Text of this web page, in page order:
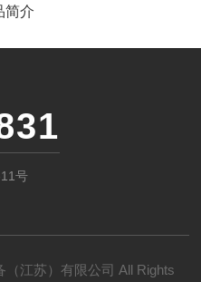
简介
号
江苏）有限公司 All Rights